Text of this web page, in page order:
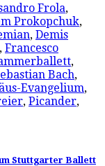
Frola,
Prokopchuk,
, Demis
, Francesco
,
Bach,
Evangelium,
, Picander,
Stuttgarter Ballett